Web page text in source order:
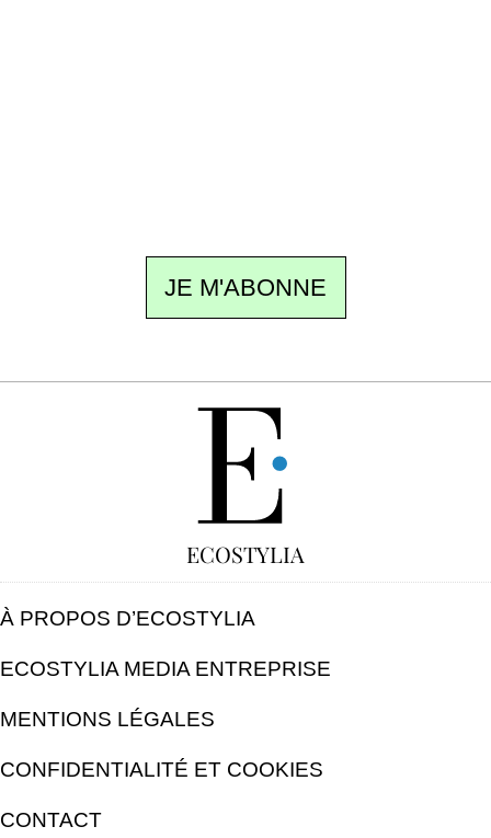
JE M'ABONNE
ECOSTYLIA
À PROPOS D’ECOSTYLIA
ECOSTYLIA MEDIA ENTREPRISE
MENTIONS LÉGALES
CONFIDENTIALITÉ ET COOKIES
CONTACT